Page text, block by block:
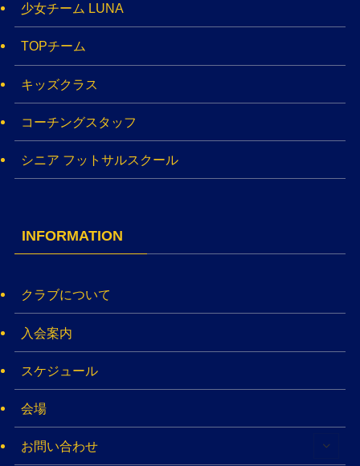
少女チーム LUNA
TOPチーム
キッズクラス
コーチングスタッフ
シニア フットサルスクール
INFORMATION
クラブについて
入会案内
スケジュール
会場
お問い合わせ